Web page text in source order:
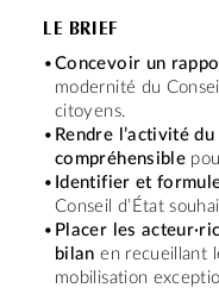
LE BRIEF
Concevoir un
modernité du
citoyens.
Rendre l’activité
compréhensible
Identifier et
Conseil d’État
Placer les
bilan en recueillant
mobilisation